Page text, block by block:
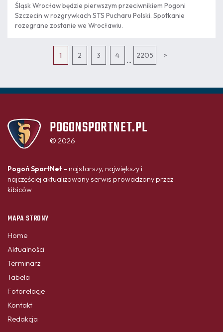
Śląsk Wrocław będzie pierwszym przeciwnikiem Pogoni
Szczecin w rozgrywkach STS Pucharu Polski. Spotkanie
rozegrane zostanie we Wrocławiu.
1 2 3 4
...
2205 >
POGONSPORTNET.PL
© 2026
Pogoń SportNet - najstarszy, największy i
najczęściej aktualizowany serwis prowadzony przez
kibiców
MAPA STRONY
Home
Aktualności
Terminarz
Tabela
Fotorelacje
Kontakt
Redakcja